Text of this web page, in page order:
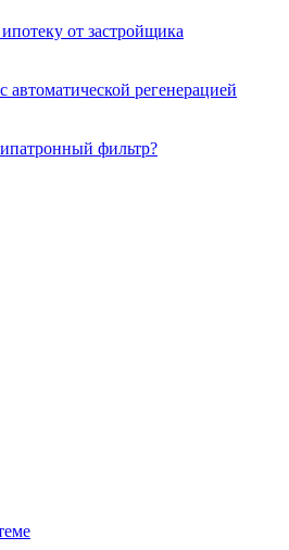
от застройщика
автоматической регенерацией
фильтр?